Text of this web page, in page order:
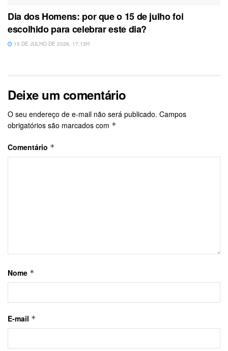
Dia dos Homens: por que o 15 de julho foi
escolhido para celebrar este dia?
15 DE JULHO DE 2026, 17:13H
Deixe um comentário
O seu endereço de e-mail não será publicado. Campos
obrigatórios são marcados com *
Comentário *
Nome *
E-mail *